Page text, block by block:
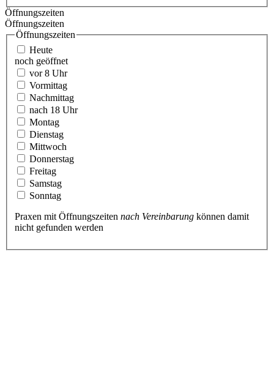
Öffnungszeiten
Öffnungszeiten
Öffnungszeiten
Heute
noch geöffnet
vor 8 Uhr
Vormittag
Nachmittag
nach 18 Uhr
Montag
Dienstag
Mittwoch
Donnerstag
Freitag
Samstag
Sonntag
Praxen mit Öffnungszeiten nach Vereinbarung können damit
nicht gefunden werden